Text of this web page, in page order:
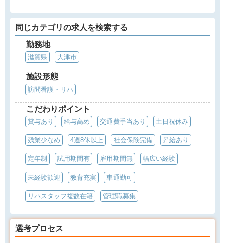
同じカテゴリの求人を検索する
勤務地
滋賀県 大津市
施設形態
訪問看護・リハ
こだわりポイント
賞与あり 給与高め 交通費手当あり 土日祝休み
残業少なめ 4週8休以上 社会保険完備 昇給あり
定年制 試用期間有 雇用期間無 幅広い経験
未経験歓迎 教育充実 車通勤可
リハスタッフ複数在籍 管理職募集
選考プロセス